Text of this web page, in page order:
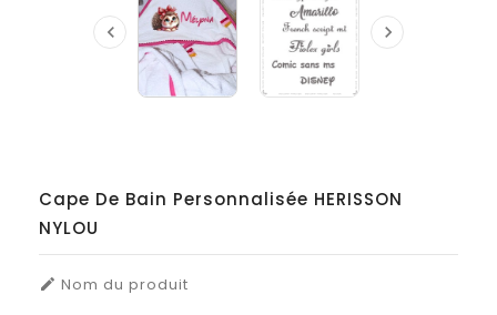
 
Cape De Bain Personnalisée HERISSON
NYLOU
 Nom du produit